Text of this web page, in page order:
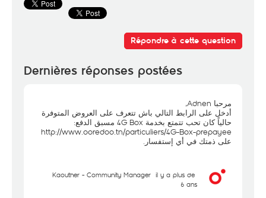
Répondre à cette question
Dernières réponses postées
مرحبا Adnen,
أدخل على الرابط التالي باش تتعرف على العروض المتوفرة
حالياً كان تحب تتمتع بخدمة 4G Box مسبق الدفع:
http://www.ooredoo.tn/particuliers/4G-Box-prepayee
على ذمتك في أي إستفسار.
Kaouther - Community Manager il y a plus de
6 ans